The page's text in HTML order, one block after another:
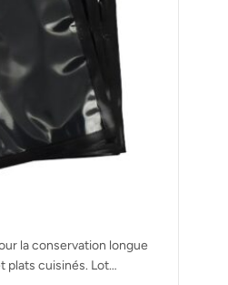
la conservation longue
plats cuisinés. Lot…